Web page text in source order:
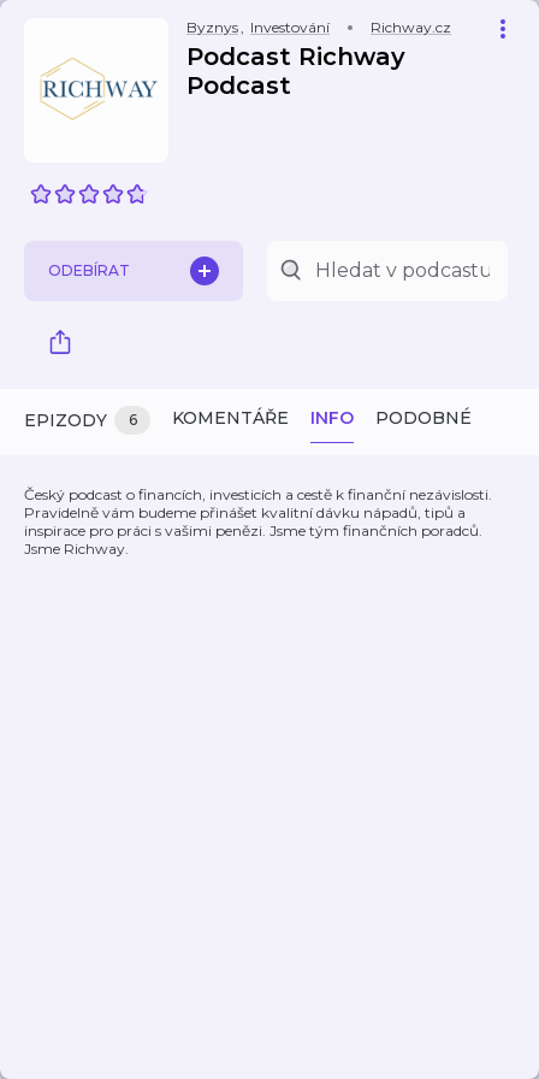
Byznys, Investování Richway.cz
Podcast Richway
Podcast
ODEBÍRAT
EPIZODY 6 KOMENTÁŘE INFO PODOBNÉ
Český podcast o financích, investicích a cestě k finanční nezávislosti.
Pravidelně vám budeme přinášet kvalitní dávku nápadů, tipů a
inspirace pro práci s vašimi penězi. Jsme tým finančních poradců.
Jsme Richway.